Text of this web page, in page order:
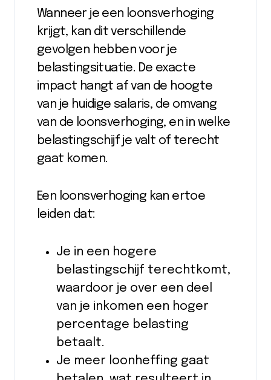
Wanneer je een loonsverhoging
krijgt, kan dit verschillende
gevolgen hebben voor je
belastingsituatie. De exacte
impact hangt af van de hoogte
van je huidige salaris, de omvang
van de loonsverhoging, en in welke
belastingschijf je valt of terecht
gaat komen.
Een loonsverhoging kan ertoe
leiden dat:
Je in een hogere
belastingschijf terechtkomt,
waardoor je over een deel
van je inkomen een hoger
percentage belasting
betaalt.
Je meer loonheffing gaat